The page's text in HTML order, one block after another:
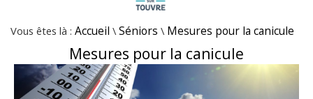
Vous êtes là : Accueil \ Séniors \ Mesures pour la canicule
Mesures pour la canicule